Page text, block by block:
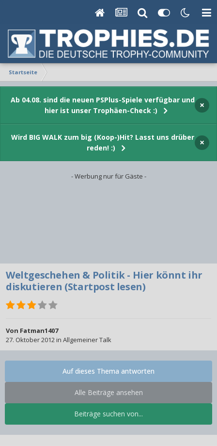
Startseite
Ab 04.08. sind die neuen PSPlus-Spiele verfügbar und
hier ist unser Trophäen-Check :)
×
Wird BIG WALK zum big (Koop-)Hit? Lasst uns drüber
reden! :)
×
- Werbung nur für Gäste -
Weltgeschehen & Politik - Hier könnt ihr
diskutieren (Startpost lesen)
Von Fatman1407
27. Oktober 2012in Allgemeiner Talk
Beiträge suchen von...
Alle Beiträge ansehen
Auf dieses Thema antworten